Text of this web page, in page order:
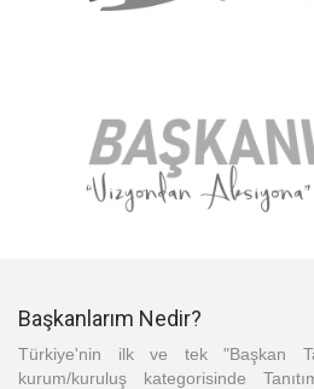
Başkanlarım Nedir?
Türkiye'nin ilk ve tek "Başkan
kurum/kuruluş kategorisinde